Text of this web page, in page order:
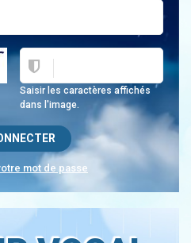
Saisir les caractères affichés
dans l'image.
mot de passe